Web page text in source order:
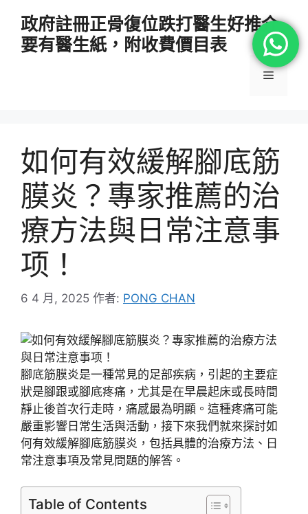
政府註冊正骨復位跌打醫生好推介
要有醫生紙，附收費價目表
選
如何有效緩解腳底筋
膜炎？專家推薦的治
療方法與日常注意事
项！
6 4 月, 2025 作者: PONG CHAN
腳底筋膜炎是一種常見的足部疾病，引起的主要症
狀是腳跟或腳底疼痛，尤其是在早晨起床或長時間
靜止後首次行走時，痛感最為明顯。這種疼痛可能
嚴重影響日常生活與活動，接下來我們就來探討如
何有效緩解腳底筋膜炎，包括具體的治療方法、日
常注意事項及常見問題的解答。
Table of Contents